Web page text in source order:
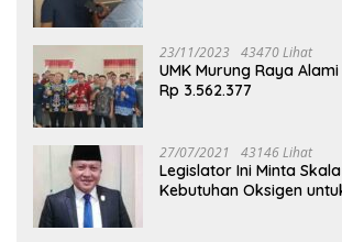
23/11/2023 43470 Lihat
UMK Murung Raya
Rp 3.562.377
27/07/2021 43146 Lihat
Legislator Ini Minta
Kebutuhan Oksigen